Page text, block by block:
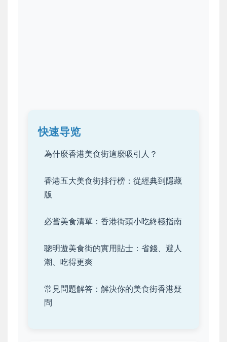
快速导览
為什麼香港美食街這麼吸引人？
香港五大美食街排行榜：從經典到隱藏
版
必嘗美食清單：香港街頭小吃終極指南
聰明遊美食街的實用貼士：省錢、避人
潮、吃得更爽
常見問題解答：解決你的美食街香港疑
問